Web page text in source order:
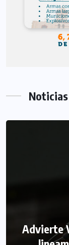
Advierte